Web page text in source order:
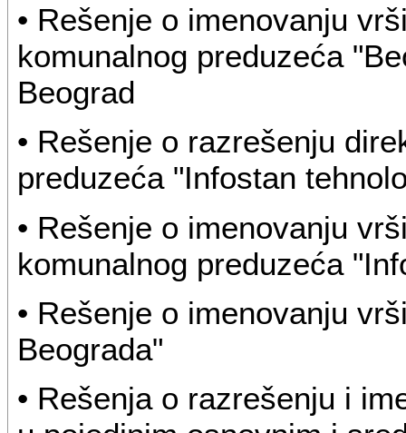
• Rešenje o imenovanju
komunalnog preduzeća
Beograd
• Rešenje o razrešenju
preduzeća "Infostan
• Rešenje o imenovanju
komunalnog preduzeća
• Rešenje o imenovanju
Beograda"
• Rešenja o razrešenju i